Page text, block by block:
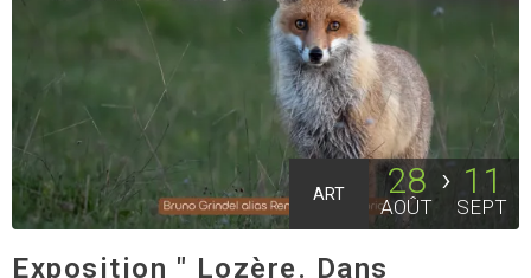
ART 28
AOÛT
11
SEPT
Exposition " Lozère. Dans